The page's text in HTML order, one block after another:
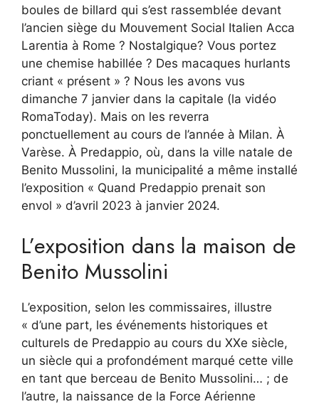
boules de billard qui s’est rassemblée devant
l’ancien siège du Mouvement Social Italien Acca
Larentia à Rome ? Nostalgique? Vous portez
une chemise habillée ? Des macaques hurlants
criant « présent » ? Nous les avons vus
dimanche 7 janvier dans la capitale (la vidéo
RomaToday). Mais on les reverra
ponctuellement au cours de l’année à Milan. À
Varèse. À Predappio, où, dans la ville natale de
Benito Mussolini, la municipalité a même installé
l’exposition « Quand Predappio prenait son
envol » d’avril 2023 à janvier 2024.
L’exposition dans la maison de
Benito Mussolini
L’exposition, selon les commissaires, illustre
« d’une part, les événements historiques et
culturels de Predappio au cours du XXe siècle,
un siècle qui a profondément marqué cette ville
en tant que berceau de Benito Mussolini… ; de
l’autre, la naissance de la Force Aérienne